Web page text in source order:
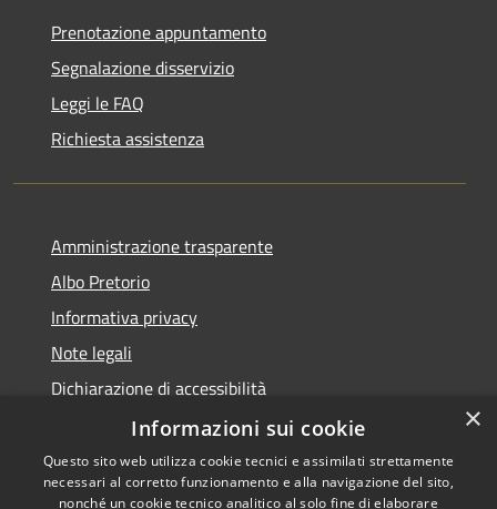
Prenotazione appuntamento
Segnalazione disservizio
Leggi le FAQ
Richiesta assistenza
Amministrazione trasparente
Albo Pretorio
Informativa privacy
Note legali
Dichiarazione di accessibilità
Piano miglioramento sito
×
Informazioni sui cookie
Questo sito web utilizza cookie tecnici e assimilati strettamente
necessari al corretto funzionamento e alla navigazione del sito,
nonché un cookie tecnico analitico al solo fine di elaborare